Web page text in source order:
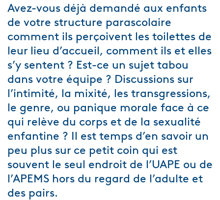
Avez-vous déjà demandé aux enfants
de votre structure parascolaire
comment ils perçoivent les toilettes de
leur lieu d’accueil, comment ils et elles
s’y sentent ? Est-ce un sujet tabou
dans votre équipe ? Discussions sur
l’intimité, la mixité, les transgressions,
le genre, ou panique morale face à ce
qui relève du corps et de la sexualité
enfantine ? Il est temps d’en savoir un
peu plus sur ce petit coin qui est
souvent le seul endroit de l’UAPE ou de
l’APEMS hors du regard de l’adulte et
des pairs.